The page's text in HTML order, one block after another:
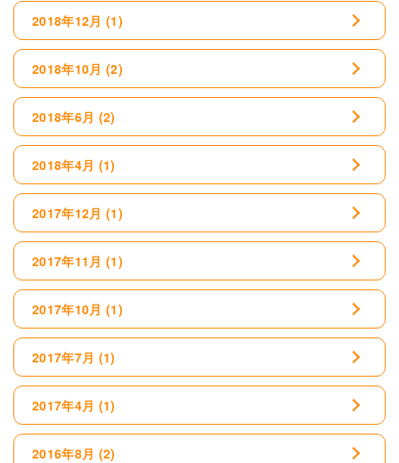
2018年12月 (1)
2018年10月 (2)
2018年6月 (2)
2018年4月 (1)
2017年12月 (1)
2017年11月 (1)
2017年10月 (1)
2017年7月 (1)
2017年4月 (1)
2016年8月 (2)